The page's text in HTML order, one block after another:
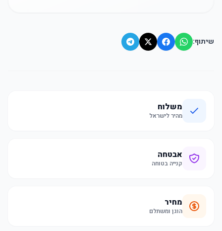
שיתוף:
משלוח
מהיר לישראל
אבטחה
קנייה בטוחה
מחיר
הוגן ומשתלם